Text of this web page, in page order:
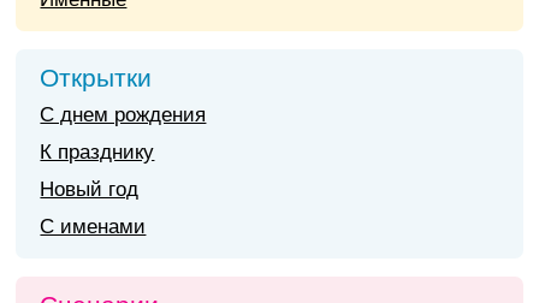
Открытки
С днем рождения
К празднику
Новый год
С именами